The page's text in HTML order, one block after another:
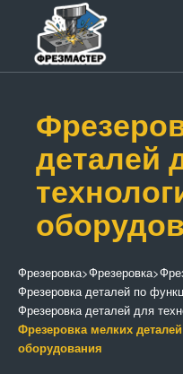
деталей
Фрезеровка>Фрезеровка>
Фрезеровка деталей по
Фрезеровка деталей для
Фрезеровка мелких
оборудования